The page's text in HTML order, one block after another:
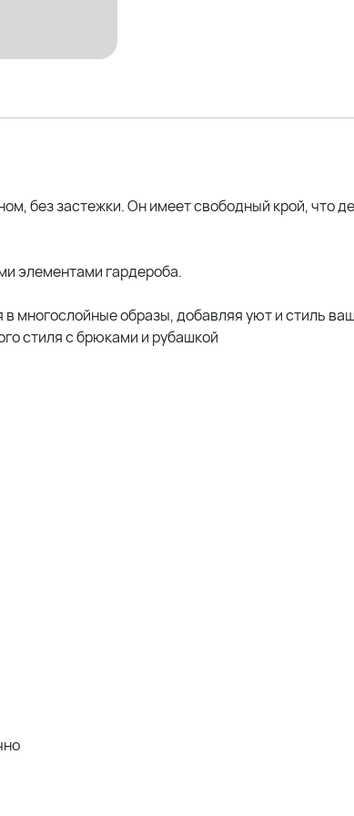
без застежки. Он имеет свободный крой, что
элементами гардероба.
многослойные образы, добавляя уют и стиль
стиля с брюками и рубашкой